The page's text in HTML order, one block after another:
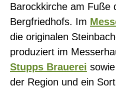
Barockkirche am Fuße
Bergfriedhofs. Im
die originalen
produziert im
Stupps Brauerei
der Region und ein